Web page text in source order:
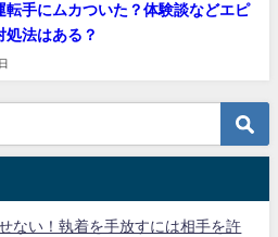
転手にムカついた？体験談などエピ
処法はある？
ない！執着を手放すには相手を許